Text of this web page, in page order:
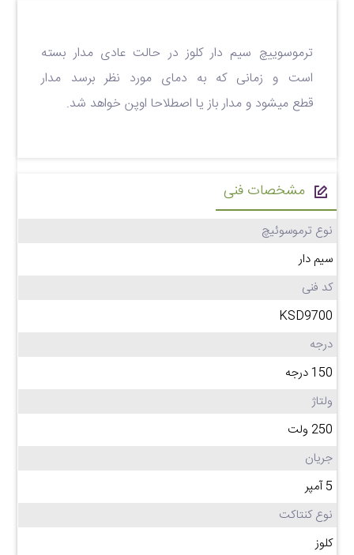
ترموسوییچ سیم دار کلوز در حالت عادی مدار بسته
است و زمانی که به دمای مورد نظر برسد مدار
قطع میشود و مدار باز یا اصطلاحا اوپن خواهد شد.
مشخصات فنی
نوع ترموسوئیچ
سیم دار
کد فنی
KSD9700
درجه
150 درجه
ولتاژ
250 ولت
جریان
5 آمپر
نوع کنتاکت
کلوز